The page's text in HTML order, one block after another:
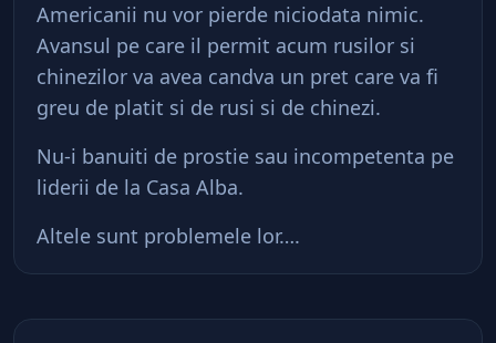
Americanii nu vor pierde niciodata nimic.
Avansul pe care il permit acum rusilor si
chinezilor va avea candva un pret care va fi
greu de platit si de rusi si de chinezi.
Nu-i banuiti de prostie sau incompetenta pe
liderii de la Casa Alba.
Altele sunt problemele lor….